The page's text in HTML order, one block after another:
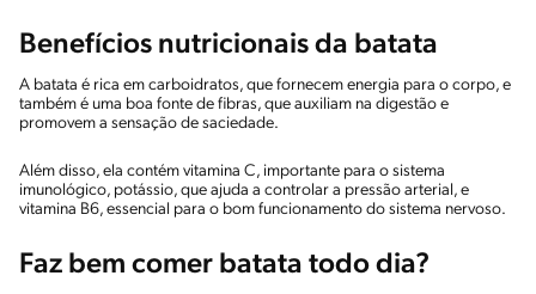
Benefícios nutricionais da batata
A batata é rica em carboidratos, que fornecem energia para o corpo, e
também é uma boa fonte de fibras, que auxiliam na digestão e
promovem a sensação de saciedade.
Além disso, ela contém vitamina C, importante para o sistema
imunológico, potássio, que ajuda a controlar a pressão arterial, e
vitamina B6, essencial para o bom funcionamento do sistema nervoso.
Faz bem comer batata todo dia?